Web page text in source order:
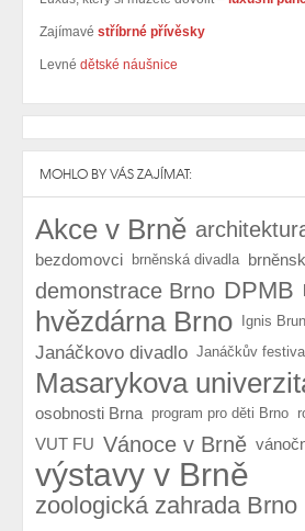
Zajímavé stříbrné přívěsky
Levné dětské náušnice
MOHLO BY VÁS ZAJÍMAT:
Akce v Brně
bezdomovci brněnská divadla
demonstrace Brno DPMB
hvězdárna Brno Ignis
Janáčkovo divadlo Janáčkův festival
Masarykova
osobnosti Brna program pro děti Brno
VUT FU Vánoce v Brně
výstavy v Brně
zoologická zahrada Brno